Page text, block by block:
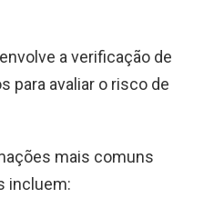
a verificação de
para avaliar o risco de
mais comuns
incluem: